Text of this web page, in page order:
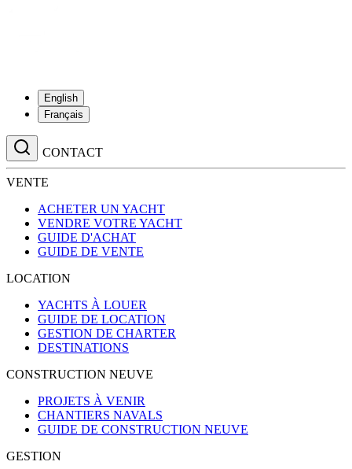
English
Français
CONTACT
VENTE
ACHETER UN YACHT
VENDRE VOTRE YACHT
GUIDE D'ACHAT
GUIDE DE VENTE
LOCATION
YACHTS À LOUER
GUIDE DE LOCATION
GESTION DE CHARTER
DESTINATIONS
CONSTRUCTION NEUVE
PROJETS À VENIR
CHANTIERS NAVALS
GUIDE DE CONSTRUCTION NEUVE
GESTION